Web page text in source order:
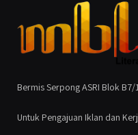
Bermis Serpong ASRI Blok
Untuk Pengajuan Iklan dan